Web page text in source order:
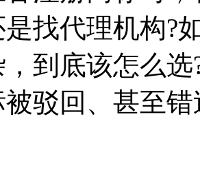
找代理机构?
到底该怎么
被驳回、甚至